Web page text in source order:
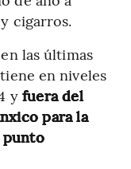
cigarros.
las últimas
en niveles
y fuera del
para la
punto